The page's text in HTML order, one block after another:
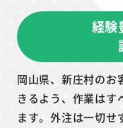
経験
岡山県、新庄村のお
きるよう、作業はす
ます。外注は一切せ